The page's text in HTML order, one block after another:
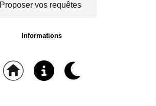
Proposer vos requêtes
Informations